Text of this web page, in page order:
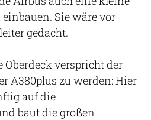
einbauen. Sie wäre vor
gedacht.
Oberdeck verspricht der
A380plus zu werden: Hier
auf die
baut die großen